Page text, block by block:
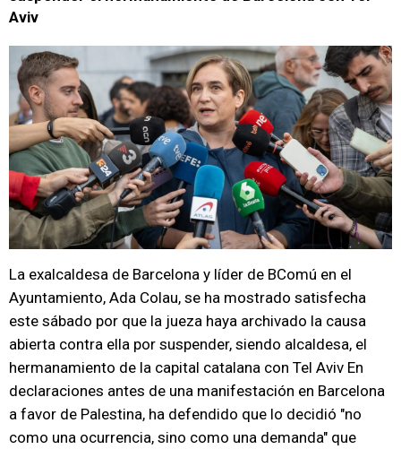
Aviv
La exalcaldesa de Barcelona y líder de BComú en el
Ayuntamiento, Ada Colau, se ha mostrado satisfecha
este sábado por que la jueza haya archivado la causa
abierta contra ella por suspender, siendo alcaldesa, el
hermanamiento de la capital catalana con Tel Aviv En
declaraciones antes de una manifestación en Barcelona
a favor de Palestina, ha defendido que lo decidió "no
como una ocurrencia, sino como una demanda" que